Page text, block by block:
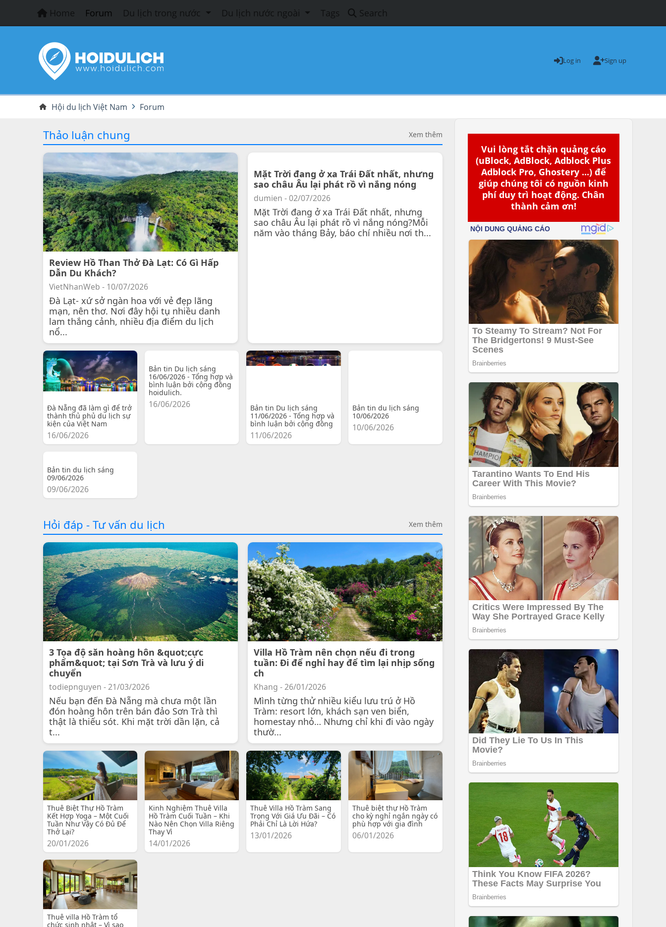
Home Forum Du lịch trong nước Du lịch nước ngoài Tags Search
Log in Sign up
Hội du lịch Việt Nam Forum
Vui lòng tắt chặn quảng cáo
(uBlock, AdBlock, Adblock Plus
Adblock Pro, Ghostery ...) để
giúp chúng tôi có nguồn kinh
phí duy trì hoạt động. Chân
thành cảm ơn!
Thảo luận chung Xem thêm
Review Hồ Than Thở Đà Lạt: Có Gì Hấp
Dẫn Du Khách?
VietNhanWeb - 10/07/2026
Đà Lạt- xứ sở ngàn hoa với vẻ đẹp lãng
mạn, nên thơ. Nơi đây hội tụ nhiều danh
lam thắng cảnh, nhiều địa điểm du lịch
nổ...
Mặt Trời đang ở xa Trái Đất nhất, nhưng
sao châu Âu lại phát rồ vì nắng nóng
dumien - 02/07/2026
Mặt Trời đang ở xa Trái Đất nhất, nhưng
sao châu Âu lại phát rồ vì nắng nóng?Mỗi
năm vào tháng Bảy, báo chí nhiều nơi th...
Đà Nẵng đã làm gì để trở
thành thủ phủ du lịch sự
kiện của Việt Nam
16/06/2026
Bản tin Du lịch sáng
16/06/2026 - Tổng hợp và
bình luận bởi cộng đồng
hoidulich.
16/06/2026
Bản tin Du lịch sáng
11/06/2026 - Tổng hợp và
bình luận bởi cộng đồng
11/06/2026
Bản tin du lịch sáng
10/06/2026
10/06/2026
Bản tin du lịch sáng
09/06/2026
09/06/2026
Hỏi đáp - Tư vấn du lịch Xem thêm
3 Tọa độ săn hoàng hôn &quot;cực
phẩm&quot; tại Sơn Trà và lưu ý di
chuyển
todiepnguyen - 21/03/2026
Nếu bạn đến Đà Nẵng mà chưa một lần
đón hoàng hôn trên bán đảo Sơn Trà thì
thật là thiếu sót. Khi mặt trời dần lặn, cả
t...
Villa Hồ Tràm nên chọn nếu đi trong
tuần: Đi để nghỉ hay để tìm lại nhịp sống
ch
Khang - 26/01/2026
Mình từng thử nhiều kiểu lưu trú ở Hồ
Tràm: resort lớn, khách sạn ven biển,
homestay nhỏ… Nhưng chỉ khi đi vào ngày
thườ...
Thuê Biệt Thự Hồ Tràm
Kết Hợp Yoga – Một Cuối
Tuần Như Vậy Có Đủ Để
Thở Lại?
20/01/2026
Kinh Nghiệm Thuê Villa
Hồ Tràm Cuối Tuần – Khi
Nào Nên Chọn Villa Riêng
Thay Vì
14/01/2026
Thuê Villa Hồ Tràm Sang
Trọng Với Giá Ưu Đãi – Có
Phải Chỉ Là Lời Hứa?
13/01/2026
Thuê biệt thự Hồ Tràm
cho kỳ nghỉ ngắn ngày có
phù hợp với gia đình
06/01/2026
Thuê villa Hồ Tràm tổ
chức sinh nhật – Vì sao